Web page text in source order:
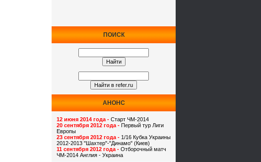
ПОИСК
АНОНС
12 июня 2014 года - Старт ЧМ-2014
20 сентября 2012 года - Первый тур Лиги
Европы
23 сентября 2012 года - 1/16 Кубка Украины
2012-2013 "Шахтер"-"Динамо" (Киев)
11 сентября 2012 года - Отборочный матч
ЧМ-2014 Англия - Украина